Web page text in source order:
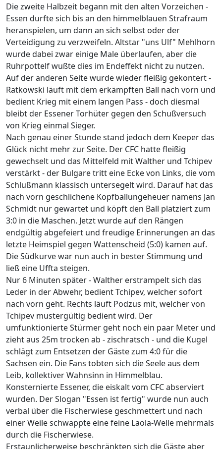
Die zweite Halbzeit begann mit den alten Vorzeichen -
Essen durfte sich bis an den himmelblauen Strafraum
heranspielen, um dann an sich selbst oder der
Verteidigung zu verzweifeln. Altstar "uns Ulf" Mehlhorn
wurde dabei zwar einige Male überlaufen, aber die
Ruhrpottelf wußte dies im Endeffekt nicht zu nutzen.
Auf der anderen Seite wurde wieder fleißig gekontert -
Ratkowski läuft mit dem erkämpften Ball nach vorn und
bedient Krieg mit einem langen Pass - doch diesmal
bleibt der Essener Torhüter gegen den Schußversuch
von Krieg einmal Sieger.
Nach genau einer Stunde stand jedoch dem Keeper das
Glück nicht mehr zur Seite. Der CFC hatte fleißig
gewechselt und das Mittelfeld mit Walther und Tchipev
verstärkt - der Bulgare tritt eine Ecke von Links, die vom
Schlußmann klassisch untersegelt wird. Darauf hat das
nach vorn geschlichene Kopfballungeheuer namens Jan
Schmidt nur gewartet und köpft den Ball platziert zum
3:0 in die Maschen. Jetzt wurde auf den Rängen
endgültig abgefeiert und freudige Erinnerungen an das
letzte Heimspiel gegen Wattenscheid (5:0) kamen auf.
Die Südkurve war nun auch in bester Stimmung und
ließ eine Uffta steigen.
Nur 6 Minuten später - Walther erstrampelt sich das
Leder in der Abwehr, bedient Tchipev, welcher sofort
nach vorn geht. Rechts läuft Podzus mit, welcher von
Tchipev mustergültig bedient wird. Der
umfunktionierte Stürmer geht noch ein paar Meter und
zieht aus 25m trocken ab - zischratsch - und die Kugel
schlägt zum Entsetzen der Gäste zum 4:0 für die
Sachsen ein. Die Fans tobten sich die Seele aus dem
Leib, kollektiver Wahnsinn in Himmelblau.
Konsternierte Essener, die eiskalt vom CFC abserviert
wurden. Der Slogan "Essen ist fertig" wurde nun auch
verbal über die Fischerwiese geschmettert und nach
einer Weile schwappte eine feine Laola-Welle mehrmals
durch die Fischerwiese.
Erstaunlicherweise beschränkten sich die Gäste aber